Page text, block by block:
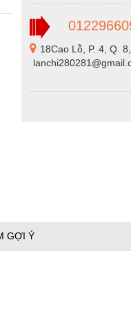
18Cao Lỗ, P. 4, Q.
GỢI Ý